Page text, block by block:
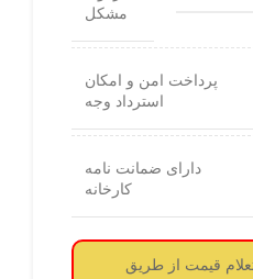
مشکل
پرداخت امن و امکان
استرداد وجه
دارای ضمانت نامه
کارخانه
قیمت از طریق